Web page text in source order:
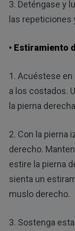
3. Deténgase y
las repeticiones
• Estiramiento
1. Acuéstese en
a los costados.
la pierna
2. Con la pierna
derecho.
estire la pierna
sienta un
muslo derecho.
3. Sostenga